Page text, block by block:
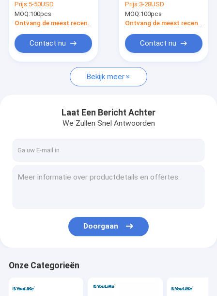
Prijs:5-50USD
MOQ:100pcs
Contact nu
staalmcb Hoofd van
de de Doosmacht
Elektro Waterdichte
Prijs:3-28USD
MOQ:100pcs
Contact nu
Bekijk meer
Laat Een Bericht Achter
We Zullen Snel Antwoorden
Doorgaan
Onze Categorieën